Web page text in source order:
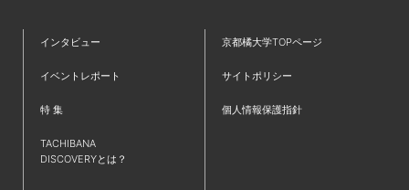
#児童教育学科
インタビュー
イベントレポート
特 集
TACHIBANA
DISCOVERYとは？
京都橘大学TOPページ
サイトポリシー
個人情報保護指針